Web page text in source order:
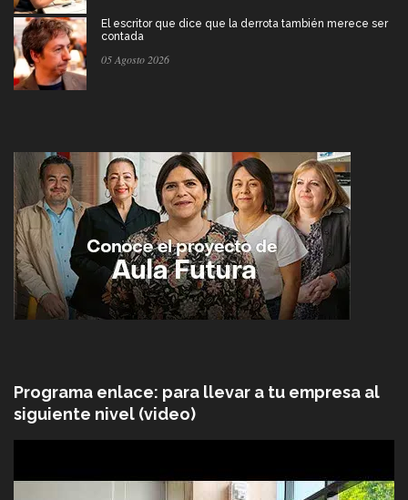
El escritor que dice que la derrota también merece ser
contada
05 Agosto 2026
Programa enlace: para llevar a tu empresa al
siguiente nivel (video)